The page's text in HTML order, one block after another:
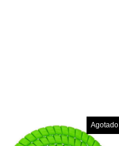
Agotado